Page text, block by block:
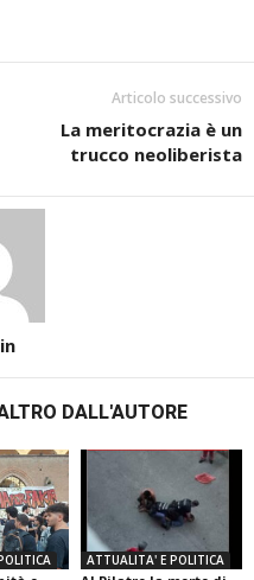
Articolo successivo
La meritocrazia è un
trucco neoliberista
DALL'AUTORE
ATTUALITA' E POLITICA